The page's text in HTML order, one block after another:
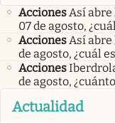
AccionesAsí abre
07 de agosto,
AccionesAsí abre
de agosto, ¿cuál
Acciones
de agosto,
Actualidad